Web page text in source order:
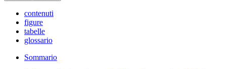
contenuti
figure
tabelle
glossario
Sommario